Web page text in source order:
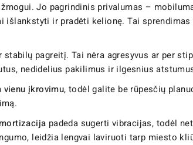
Jo pagrindinis privalumas –
ir pradėti kelionę. Tai
stabilų pagreitį. Tai nėra agresyvus ar per
nedidelius pakilimus ir ilgesnius
vienu įkrovimu, todėl galite be rūpesčių
padeda sugerti vibracijas, todėl
leidžia lengvai laviruoti tarp miesto